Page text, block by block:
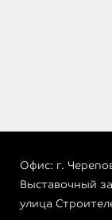
Офис: г.
Выставочный
улица